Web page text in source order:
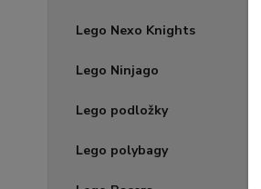
Lego Nexo Knights
Lego Ninjago
Lego podložky
Lego polybagy